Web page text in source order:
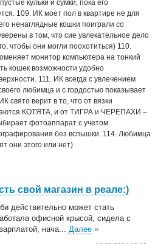
свой магазин в реале:)
действительно может стать
офисной крысой, сидела с
нача...Далее »